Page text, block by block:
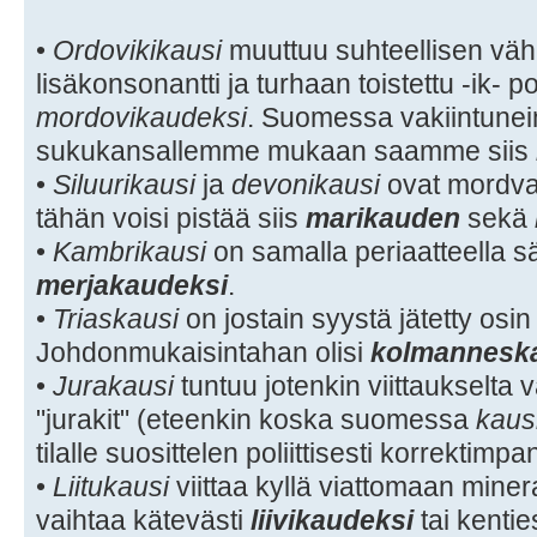
• Ordovikikausimuuttuu suhteellisen
lisäkonsonantti ja turhaan toistettu -ik-
mordovikaudeksi. Suomessa
sukukansallemme mukaan saamme siis
• Siluurikausija devonikausiovat
tähän voisi pistää siis marikauden sekä
• Kambrikausion samalla periaatteella
merjakaudeksi.
• Triaskausion jostain syystä jätetty
Johdonmukaisintahan olisi
• Jurakausituntuu jotenkin viittaukselta
"jurakit" (eteenkin koska suomessa
tilalle suosittelen poliittisesti
• Liitukausiviittaa kyllä viattomaan
vaihtaa kätevästi liivikaudeksitai